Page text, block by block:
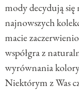
mody decydują się
najnowszych
macie
współgra z
wyrównania
Niektórym z Was